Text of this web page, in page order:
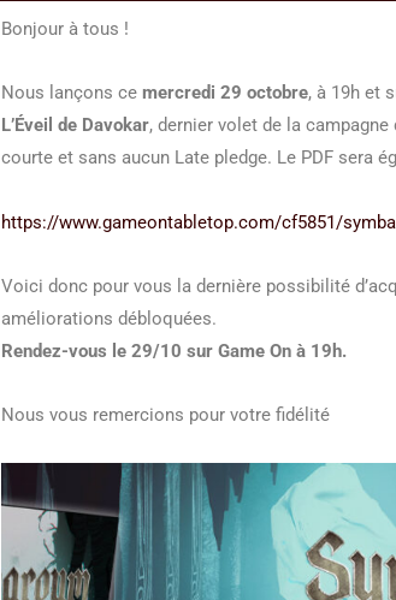
Bonjour à tous !
Nous lançons ce mercredi 29 octobre, à 19h et
L’Éveil de Davokar, dernier volet de la campagne
courte et sans aucun Late pledge. Le PDF sera
https://www.gameontabletop.com/cf5851/
Voici donc pour vous la dernière possibilité
améliorations débloquées.
Rendez-vous le 29/10 sur Game On à 19h.
Nous vous remercions pour votre fidélité